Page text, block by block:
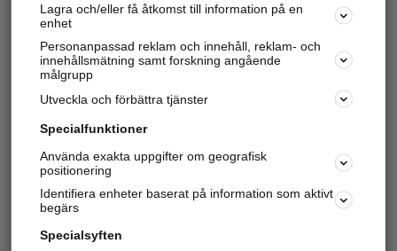
Lagra och/eller få åtkomst till information på en
enhet
Personanpassad reklam och innehåll, reklam- och
innehållsmätning samt forskning angående
målgrupp
Utveckla och förbättra tjänster
Specialfunktioner
Använda exakta uppgifter om geografisk
positionering
Identifiera enheter baserat på information som aktivt
begärs
Specialsyften